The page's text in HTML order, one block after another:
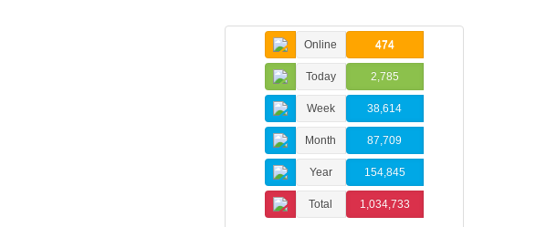
Online 474
Today 2,785
Week 38,614
Month 87,709
Year 154,845
Total 1,034,733